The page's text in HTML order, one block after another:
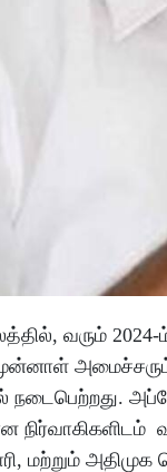
வரும்
நிர்வாகிகளிடம்
மற்றும்